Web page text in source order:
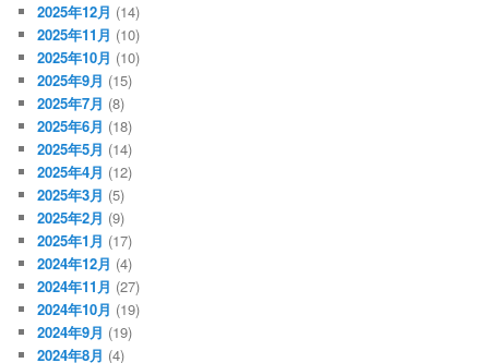
2025年12月 (14)
2025年11月 (10)
2025年10月 (10)
2025年9月 (15)
2025年7月 (8)
2025年6月 (18)
2025年5月 (14)
2025年4月 (12)
2025年3月 (5)
2025年2月 (9)
2025年1月 (17)
2024年12月 (4)
2024年11月 (27)
2024年10月 (19)
2024年9月 (19)
2024年8月 (4)